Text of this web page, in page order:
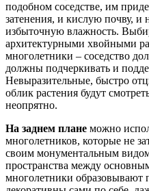
подобном соседстве, им
затенения, и кислую почву, и
избыточную влажность.
архитектурными хвойными
многолетники – соседство
должны подчеркивать и
Невыразительные, быстро
облик растения будут
неопрятно.
На заднем плане можно
многолетников, которые не
своим монументальным
пространства между
многолетники образовывают